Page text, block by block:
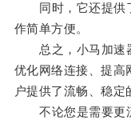
同时，它还提供了
作简单方便。
总之，小马加速器
优化网络连接、提高
户提供了流畅、稳定
不论您是需要更流